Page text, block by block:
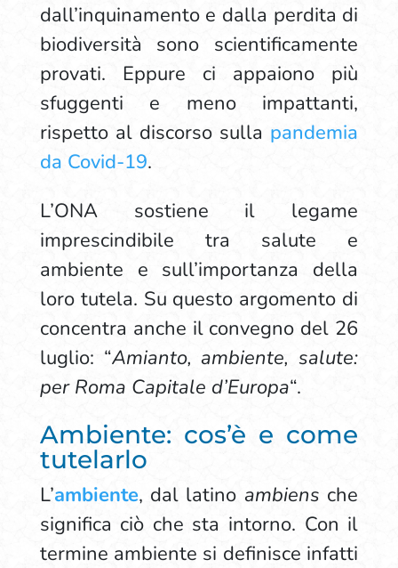
dall’inquinamento e dalla perdita di
biodiversità sono scientificamente
provati. Eppure ci appaiono più
sfuggenti e meno impattanti,
rispetto al discorso sulla pandemia
da Covid-19.
L’ONA sostiene il legame
imprescindibile tra salute e
ambiente e sull’importanza della
loro tutela. Su questo argomento di
concentra anche il convegno del 26
luglio: “Amianto, ambiente, salute:
per Roma Capitale d’Europa“.
Ambiente: cos’è e come
tutelarlo
L’ambiente, dal latino ambiens che
significa ciò che sta intorno. Con il
termine ambiente si definisce infatti